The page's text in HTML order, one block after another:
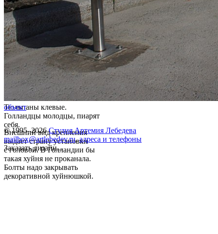
Тюльпаны клевые.
Голландцы молодцы, пиарят
себя.
Внешний вид крепления
выдает страну установки
с головой. В Голландии бы
такая хуйня не проканала.
Болты надо закрывать
декоративной хуйнюшкой.
объект
© 1995–2026 Студия Артемия Лебедева
mailbox@artlebedev.ru, адреса и телефоны
Заказать дизайн...